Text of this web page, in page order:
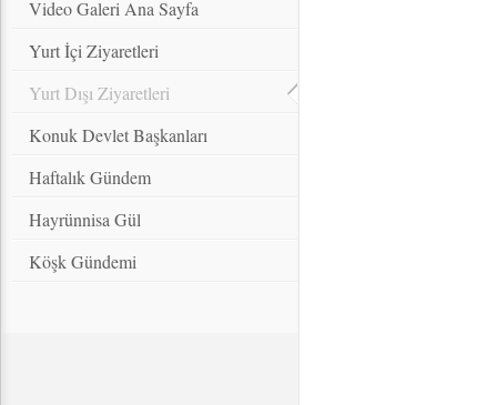
Video Galeri Ana Sayfa
Yurt İçi Ziyaretleri
Yurt Dışı Ziyaretleri
Konuk Devlet Başkanları
Haftalık Gündem
Hayrünnisa Gül
Köşk Gündemi